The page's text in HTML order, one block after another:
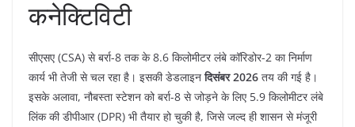
कनेक्टिविटी
​सीएसए (CSA) से बर्रा-8 तक के 8.6 किलोमीटर लंबे कॉरिडोर-2 का निर्माण
कार्य भी तेजी से चल रहा है। इसकी डेडलाइनदिसंबर 2026 तय की गई है।
इसके अलावा, नौबस्ता स्टेशन को बर्रा-8 से जोड़ने के लिए 5.9 किलोमीटर लंबे
लिंक की डीपीआर (DPR) भी तैयार हो चुकी है, जिसे जल्द ही शासन से मंजूरी